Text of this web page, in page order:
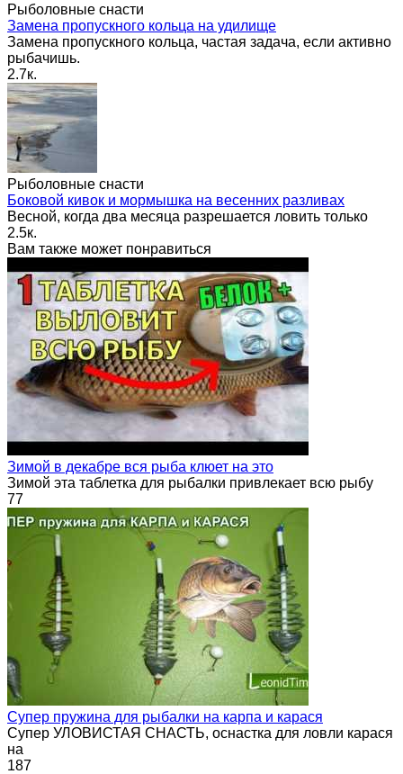
Рыболовные снасти
Замена пропускного кольца на удилище
Замена пропускного кольца, частая задача, если активно
рыбачишь.
2.7к.
Рыболовные снасти
Боковой кивок и мормышка на весенних разливах
Весной, когда два месяца разрешается ловить только
2.5к.
Вам также может понравиться
Зимой в декабре вся рыба клюет на это
Зимой эта таблетка для рыбалки привлекает всю рыбу
77
Супер пружина для рыбалки на карпа и карася
Супер УЛОВИСТАЯ СНАСТЬ, оснастка для ловли карася
на
187